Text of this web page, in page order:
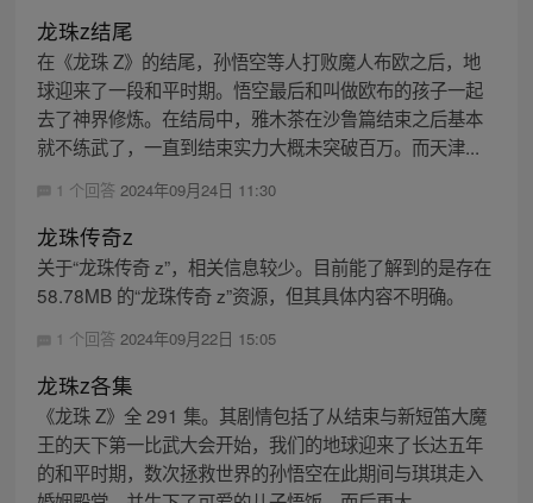
龙珠z结尾
在《龙珠 Z》的结尾，孙悟空等人打败魔人布欧之后，地
球迎来了一段和平时期。悟空最后和叫做欧布的孩子一起
去了神界修炼。在结局中，雅木茶在沙鲁篇结束之后基本
就不练武了，一直到结束实力大概未突破百万。而天津...
1 个回答 2024年09月24日 11:30
龙珠传奇z
关于“龙珠传奇 z”，相关信息较少。目前能了解到的是存在
58.78MB 的“龙珠传奇 z”资源，但其具体内容不明确。
1 个回答 2024年09月22日 15:05
龙珠z各集
《龙珠 Z》全 291 集。其剧情包括了从结束与新短笛大魔
王的天下第一比武大会开始，我们的地球迎来了长达五年
的和平时期，数次拯救世界的孙悟空在此期间与琪琪走入